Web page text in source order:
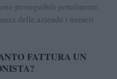
perseguibili penalmente.
delle aziende i numeri
FATTURA UN